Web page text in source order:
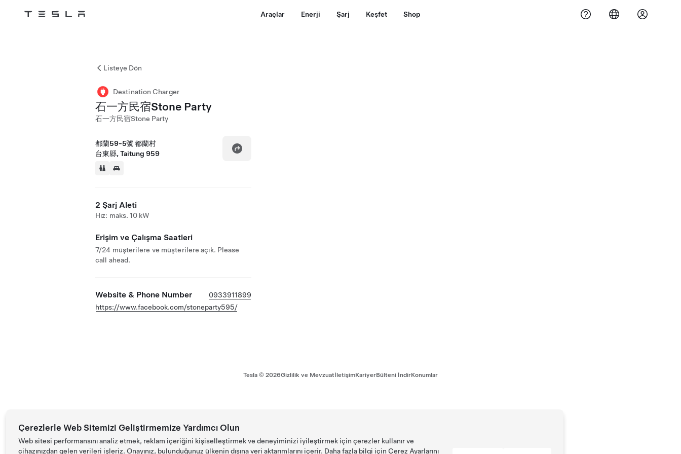
Tesla Araçlar Enerji Şarj Keşfet Shop
Listeye Dön
Destination Charger
石一方民宿Stone Party
石一方民宿Stone Party
都蘭59-5號 都蘭村
台東縣, Taitung 959
2 Şarj Aleti
Hız: maks. 10 kW
Erişim ve Çalışma Saatleri
7/24 müşterilere ve müşterilere açık. Please
call ahead.
Website & Phone Number
0933911899
https://www.facebook.com/stoneparty595/
Tesla © 2026Gizlilik ve MevzuatİletişimKariyerBülteni İndirKonumlar
Çerezlerle Web Sitemizi Geliştirmemize Yardımcı Olun
Web sitesi performansını analiz etmek, reklam içeriğini kişiselleştirmek ve deneyiminizi iyileştirmek için çerezler kullanır ve
cihazınızdan gelen verileri işleriz. Onayınız, bulunduğunuz ülkenin dışına veri aktarımlarını içerir. Daha fazla bilgi için Çerez Ayarlarını